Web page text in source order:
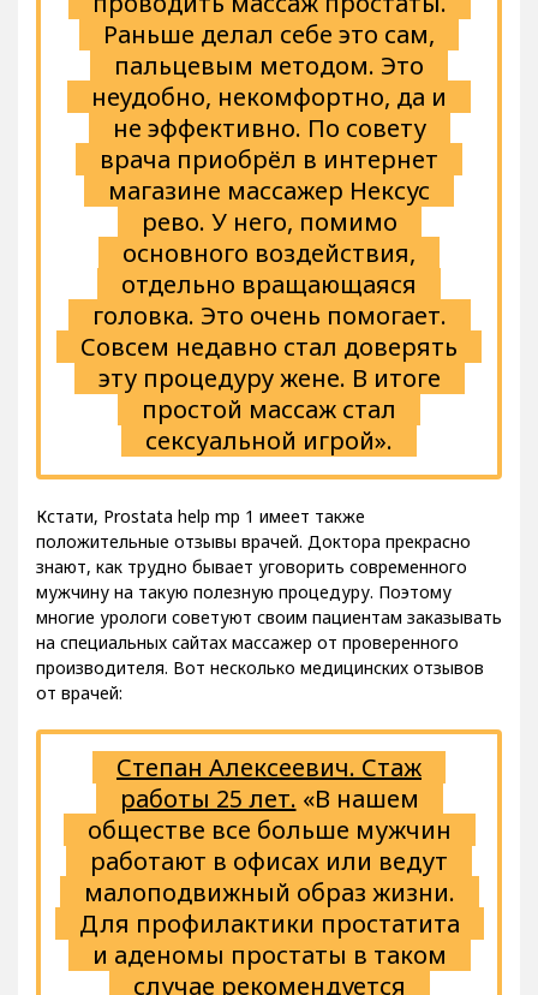
Раньше делал себе это сам,
пальцевым методом. Это
неудобно, некомфортно, да и
не эффективно. По совету
врача приобрёл в интернет
магазине массажер Нексус
рево. У него, помимо
основного воздействия,
отдельно вращающаяся
головка. Это очень помогает.
Совсем недавно стал доверять
эту процедуру жене. В итоге
простой массаж стал
сексуальной игрой».
Кстати, Prostata help mp 1 имеет также
положительные отзывы врачей. Доктора прекрасно
знают, как трудно бывает уговорить современного
мужчину на такую полезную процедуру. Поэтому
многие урологи советуют своим пациентам заказывать
на специальных сайтах массажер от проверенного
производителя. Вот несколько медицинских отзывов
от врачей:
Степан Алексеевич. Стаж
работы 25 лет. «В нашем
обществе все больше мужчин
работают в офисах или ведут
малоподвижный образ жизни.
Для профилактики простатита
и аденомы простаты в таком
случае рекомендуется